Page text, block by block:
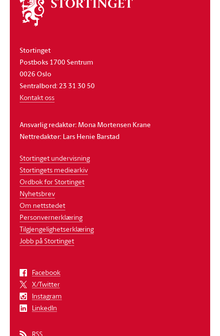
Om
stortinget
Stortinget
Postboks 1700 Sentrum
0026 Oslo
Sentralbord: 23 31 30 50
Kontakt oss
Ansvarlig redaktør: Mona Mortensen Krane
Nettredaktør: Lars Henie Barstad
Stortinget undervisning
Stortingets mediearkiv
Ordbok for Stortinget
Nyhetsbrev
Om nettstedet
Personvernerklæring
Tilgjengelighetserklæring
Jobb på Stortinget
Facebook
X/Twitter
Instagram
LinkedIn
RSS